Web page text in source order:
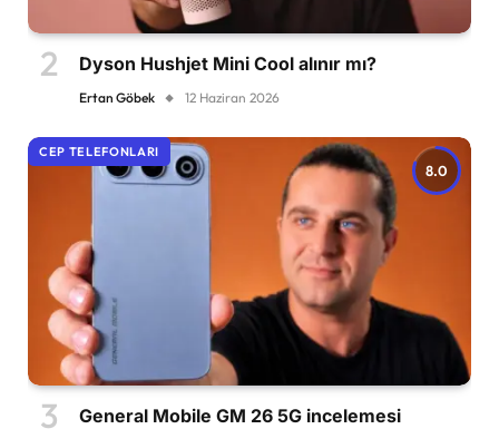
Dyson Hushjet Mini Cool alınır mı?
Ertan Göbek 12 Haziran 2026
8.0
CEP TELEFONLARI
General Mobile GM 26 5G incelemesi